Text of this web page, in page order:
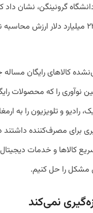
گرونینگن، نشان داد
سال ۲۰۰۴ بیش از ۲۲۵ میلیارد دلار
کالاهای رایگان
نوآوری را که محصولات
رادیو و تلویزیون را به
مصرف‌کننده داشتند
کالاها و خدمات دیجیتال
مشکل را حل کنیم.